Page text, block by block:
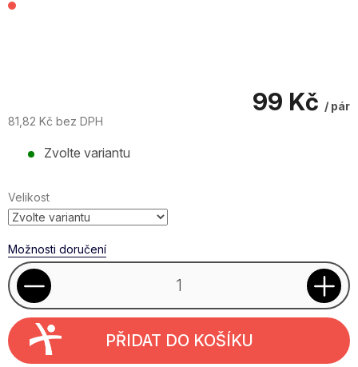
99 Kč / pár
81,82 Kč bez DPH
cena:
Zvolte variantu
Velikost
Možnosti doručení
PŘIDAT DO KOŠÍKU